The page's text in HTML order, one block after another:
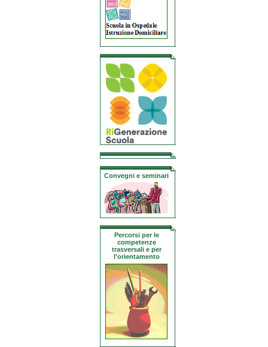
Convegni e seminari
Percorsi per le
competenze
trasversali e per
l'orientamento